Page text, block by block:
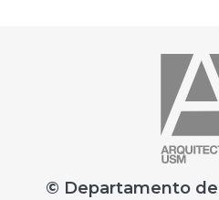
© Departamento